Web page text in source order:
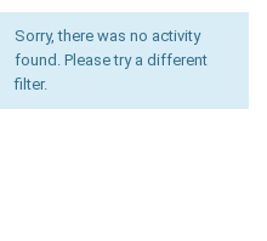
Sorry, there was no activity
found. Please try a different
filter.